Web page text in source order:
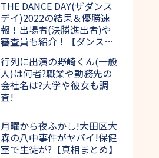
THE DANCE DAY(ザダンス
デイ)2022の結果＆優勝速
報！出場者(決勝進出者)や
審査員も紹介！【ダンス日
行列に出演の野崎くん(一般
人)は何者?職業や勤務先の
会社名は?大学や彼女も調
査!
月曜から夜ふかし!大田区大
森の八中事件がヤバイ!保健
室で生徒が?【真相まとめ】